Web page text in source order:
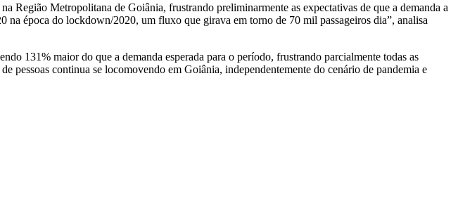
Região Metropolitana de Goiânia, frustrando preliminarmente as expectativas de que a demanda a
época do lockdown/2020, um fluxo que girava em torno de 70 mil passageiros dia”, analisa
131% maior do que a demanda esperada para o período, frustrando parcialmente todas as
pessoas continua se locomovendo em Goiânia, independentemente do cenário de pandemia e